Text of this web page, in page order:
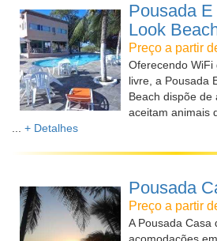
Pousada
Look
Preço a partir
Oferecendo
livre, a Pousada
Beach dispõe de
aceitam animais
+ Detalhes
Pousada
Preço a partir
A Pousada Casa